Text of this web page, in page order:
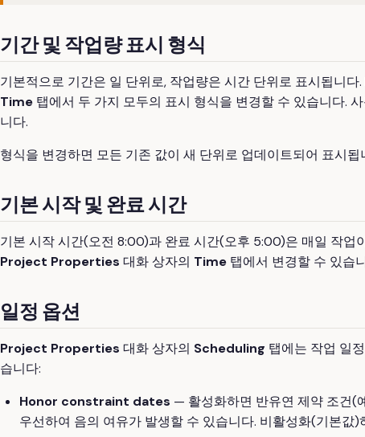
기간 및 작업량 표시 형식
기본적으로 기간은 일 단위로, 작업량은 시간 단위로 표시됩니다.
Time 탭에서 두 가지 모두의 표시 형식을 변경할 수 있습니다.
니다.
형식을 변경하면 모든 기존 값이 새 단위로 업데이트되어 표시됩
기본 시작 및 완료 시간
기본 시작 시간(오전 8:00)과 완료 시간(오후 5:00)은 매일 작업
Project Properties 대화 상자의 Time 탭에서 변경할 수 있습
일정 옵션
Project Properties 대화 상자의 Scheduling 탭에는 작업 일
습니다:
Honor constraint dates — 활성화하면 반유연 제약 조건(
우선하여 음의 여유가 발생할 수 있습니다. 비활성화(기본값